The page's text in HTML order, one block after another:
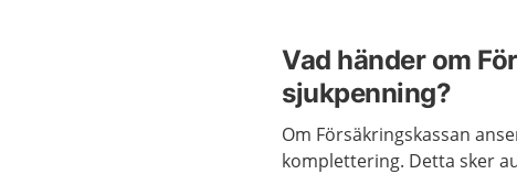
Vad händer om
sjukpenning?
Om Försäkringskassan
komplettering. Detta sker